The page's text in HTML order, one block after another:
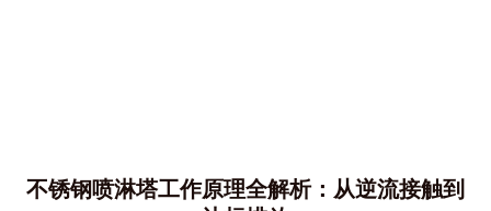
不锈钢喷淋塔工作原理全解析：从逆流接触到